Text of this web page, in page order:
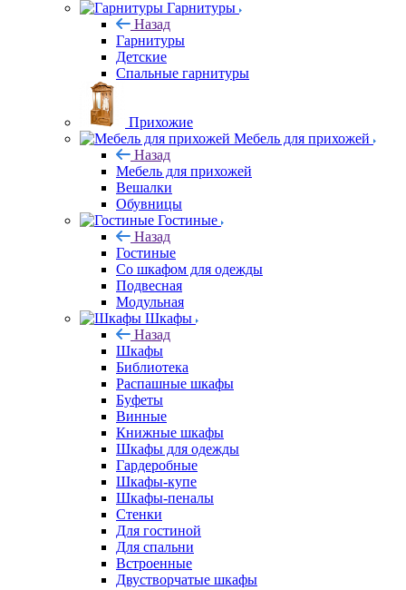
Гарнитуры
Назад
Гарнитуры
Детские
Спальные гарнитуры
Прихожие
Мебель для прихожей
Назад
Мебель для прихожей
Вешалки
Обувницы
Гостиные
Назад
Гостиные
Со шкафом для одежды
Подвесная
Модульная
Шкафы
Назад
Шкафы
Библиотека
Распашные шкафы
Буфеты
Винные
Книжные шкафы
Шкафы для одежды
Гардеробные
Шкафы-купе
Шкафы-пеналы
Стенки
Для гостиной
Для спальни
Встроенные
Двустворчатые шкафы